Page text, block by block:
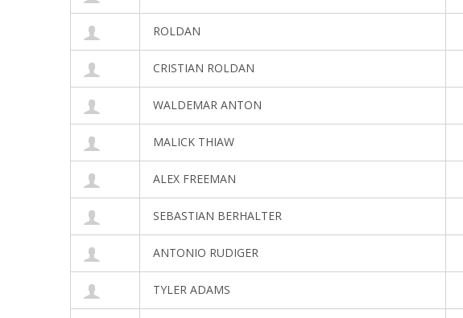
ROLDAN
CRISTIAN ROLDAN
WALDEMAR ANTON
MALICK THIAW
ALEX FREEMAN
SEBASTIAN BERHALTER
ANTONIO RUDIGER
TYLER ADAMS